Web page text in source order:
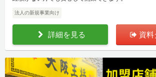
法人の新規事業向け
詳細を見る 資料